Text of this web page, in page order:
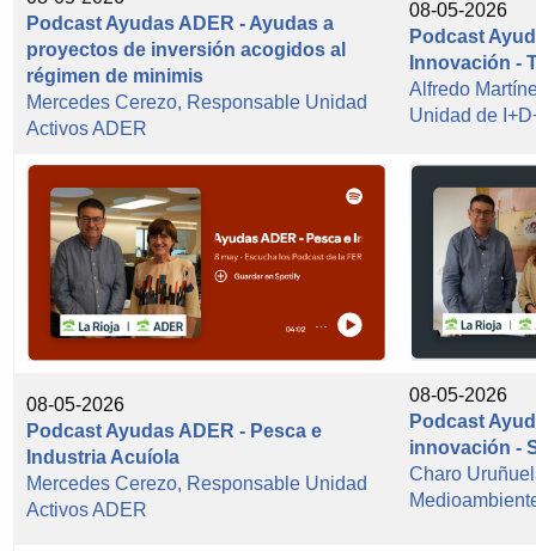
Podcast Ayudas ADER - Ayudas a
proyectos de inversión acogidos al
régimen de minimis
Mercedes Cerezo, Responsable Unidad
Activos ADER
08-05-2026
Podcast
Innovación -
Alfredo
Unidad de
08-05-2026
Podcast Ayudas ADER - Pesca e
Industria Acuíola
Mercedes Cerezo, Responsable Unidad
Activos ADER
08-05-2026
Podcast
innovación -
Charo